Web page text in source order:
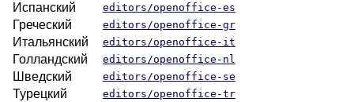
Испанский editors/openoffice-es
Греческий editors/openoffice-gr
Итальянский editors/openoffice-it
Голландский editors/openoffice-nl
Шведский editors/openoffice-se
Турецкий editors/openoffice-tr